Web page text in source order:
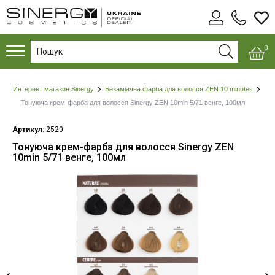
0
Интернет магазин Sinergy
Безаміачна фарба для волосся ZEN 10 minutes
Тонуюча крем-фарба для волосся Sinergy ZEN 10min 5/71 венге, 100мл
Артикул: 2520
Тонуюча крем-фарба для волосся Sinergy ZEN
10min 5/71 венге, 100мл